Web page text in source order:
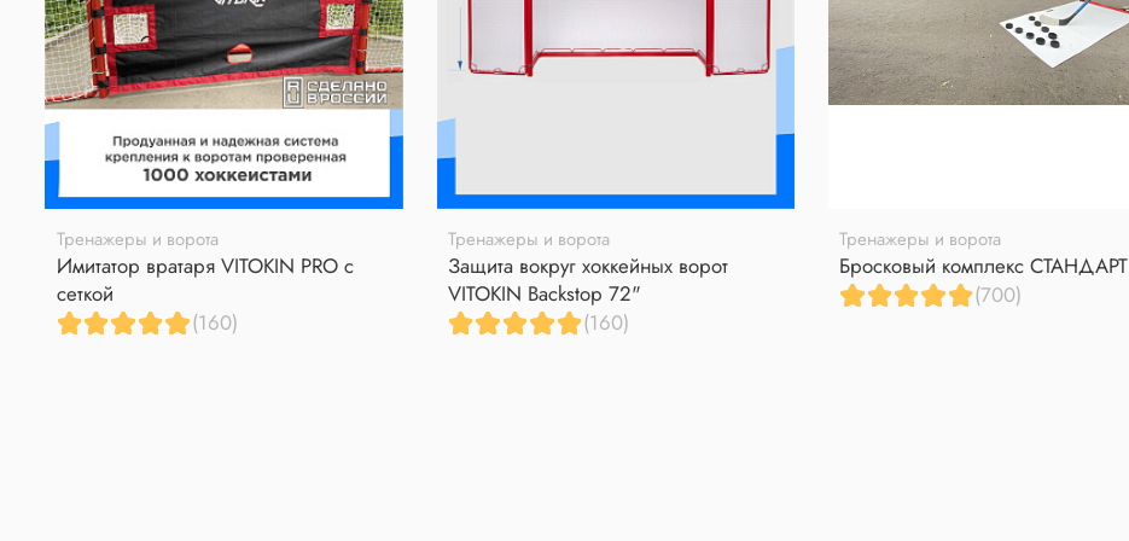
Тренажеры и ворота
Имитатор вратаря VITOKIN PRO с
сеткой
(160)
Тренажеры и ворота
Защита вокруг хоккейных ворот
VITOKIN Backstop 72"
(160)
Тренажеры и ворота
Бросковый комплекс СТАНДАРТ
(700)